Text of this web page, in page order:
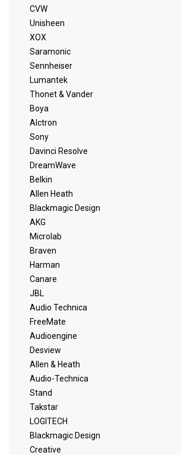
CVW
Unisheen
XOX
Saramonic
Sennheiser
Lumantek
Thonet & Vander
Boya
Alctron
Sony
Davinci Resolve
DreamWave
Belkin
Allen Heath
Blackmagic Design
AKG
Microlab
Braven
Harman
Canare
JBL
Audio Technica
FreeMate
Audioengine
Desview
Allen & Heath
Audio-Technica
Stand
Takstar
LOGITECH
Blackmagic Design
Creative